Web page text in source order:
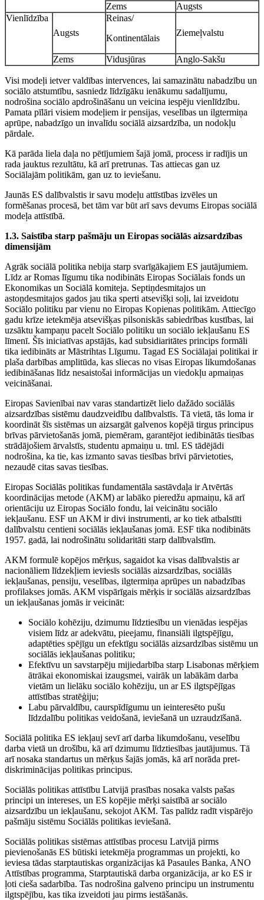
Zems
Augsts
Vienlīdzība
Augsts
Reinas/
Kontinentālais
Ziemeļvalstu
Zems Vidusjūras Anglo-Sakšu
Visi modeļi ietver valdības intervences, lai samazinātu nabadzību un
sociālo atstumtību, sasniedz līdzīgāku ienākumu sadalījumu,
nodrošina sociālo apdrošināšanu un veicina iespēju vienlīdzību.
Pamata pīlāri visiem modeļiem ir pensijas, veselības un ilgtermiņa
aprūpe, nabadzīgo un invalīdu sociālā aizsardzība, un nodokļu
pārdale.
Kā parāda liela daļa no pētījumiem šajā jomā, process ir radījis un
rada jauktus rezultātu, kā arī pretrunas. Tas attiecas gan uz
Sociālajām politikām, gan uz to ieviešanu.
Jaunās ES dalībvalstis ir savu modeļu attīstības izvēles un
formēšanas procesā, bet tām var būt arī savs devums Eiropas sociālā
modeļa attīstībā.
1.3. Saistība starp pašmāju un Eiropas sociālās aizsardzības
dimensijām
Agrāk sociālā politika nebija starp svarīgākajiem ES jautājumiem.
Līdz ar Romas līgumu tika nodibināts Eiropas Sociālais fonds un
Ekonomikas un Sociālā komiteja. Septiņdesmitajos un
astoņdesmitajos gados jau tika sperti atsevišķi soļi, lai izveidotu
Sociālo politiku par vienu no Eiropas Kopienas politikām. Attiecīgo
gadu krīze ietekmēja atsevišķas pilsoniskās sabiedrības kustības, lai
uzsāktu kampaņu pacelt Sociālo politiku un sociālo iekļaušanu ES
līmenī. Šīs iniciatīvas apstājās, kad subsidiaritātes princips formāli
tika iedibināts ar Māstrihtas Līgumu. Tagad ES Sociālajai politikai ir
plaša darbības amplitūda, kas sliecas no visas Eiropas likumdošanas
iedibināšanas līdz nesaistošai informācijas un viedokļu apmaiņas
veicināšanai.
Eiropas Savienībai nav varas standartizēt lielo dažādo sociālās
aizsardzības sistēmu daudzveidību dalībvalstīs. Tā vietā, tās loma ir
koordināt šīs sistēmas un aizsargāt galvenos kopējā tirgus principus
brīvas pārvietošanās jomā, piemēram, garantējot iedibinātās tiesības
strādājošiem ārvalstīs, studentu apmaiņu u. tml. ES tādējādi
nodrošina, ka tie, kas izmanto savas tiesības brīvi pārvietoties,
nezaudē citas savas tiesības.
Eiropas Sociālās politikas fundamentāla sastāvdaļa ir Atvērtās
koordinācijas metode (AKM) ar labāko pieredžu apmaiņu, kā arī
orientāciju uz Eiropas Sociālo fondu, lai veicinātu sociālo
iekļaušanu. ESF un AKM ir divi instrumenti, ar ko tiek atbalstīti
dalībvalstu centieni sociālās iekļaušanas jomā. ESF tika nodibināts
1957. gadā, lai nodrošinātu solidaritāti starp dalībvalstīm.
AKM formulē kopējos mērķus, sagaidot ka visas dalībvalstis ar
nacionāliem līdzekļiem ieviesīs sociālās aizsardzības, sociālās
iekļaušanas, pensiju, veselības, ilgtermiņa aprūpes un nabadzības
profilakses jomās. AKM vispārīgais mērķis ir sociālās aizsardzības
un iekļaušanas jomās ir veicināt:
Sociālo kohēziju, dzimumu līdztiesību un vienādas iespējas
visiem līdz ar adekvātu, pieejamu, finansiāli ilgtspējīgu,
adaptēties spējīgu un efektīgu sociālās aizsardzības sistēmu un
sociālās iekļaušanas politiku;
Efektīvu un savstarpēju mijiedarbība starp Lisabonas mērķiem
ātrākai ekonomiskai izaugsmei, vairāk un labākām darba
vietām un lielāku sociālo kohēziju, un ar ES ilgtspējīgas
attīstības stratēģiju;
Labu pārvaldību, caurspīdīgumu un ieinteresēto pušu
līdzdalību politikas veidošanā, ieviešanā un uzraudzīšanā.
Sociālā politika ES iekļauj sevī arī darba likumdošanu, veselību
darba vietā un drošību, kā arī dzimumu līdztiesības jautājumus. Tā
arī nosaka standartus un mērķus šajās jomās, kā arī norāda pret-
diskriminācijas politikas principus.
Sociālās politikas attīstību Latvijā prasības nosaka valsts pašas
principi un intereses, un ES kopējie mērķi saistībā ar sociālo
aizsardzību un iekļaušanu, sekojot AKM. Tas palīdz radīt vispārējo
pašmāju sistēmu Sociālās politikas ieviešanā.
Sociālās politikas sistēmas attīstības procesu Latvijā pirms
pievienošanās ES būtiski ietekmēja programmas un projekti, ko
ieviesa tādas starptautiskas organizācijas kā Pasaules Banka, ANO
Attīstības programma, Starptautiskā darba organizācija, ar ko ES ir
ļoti cieša sadarbība. Tas nodrošina galveno principu un instrumentu
ilgtspējību, kas tika izveidoti jau pirms iestāšanās.